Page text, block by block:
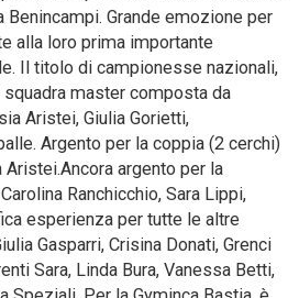
Benincampi. Grande emozione per
alla loro prima importante
Il titolo di campionesse nazionali,
master composta da
Aristei, Giulia Gorietti,
Argento per la coppia (2 cerchi)
argento per la
Ranchicchio, Sara Lippi,
esperienza per tutte le altre
Gasparri, Crisina Donati, Grenci
Sara, Linda Bura, Vanessa Betti,